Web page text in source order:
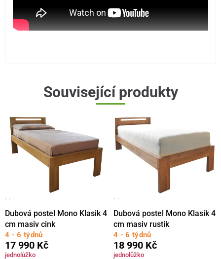
Související produkty
· ·
Dubová postel Mono Klasik 4
cm masiv cink
4 - 6 týdnů
17 990 Kč
jednolůžko
· ·
Dubová postel Mono Klasik 4
cm masiv rustik
4 - 6 týdnů
18 990 Kč
jednolůžko